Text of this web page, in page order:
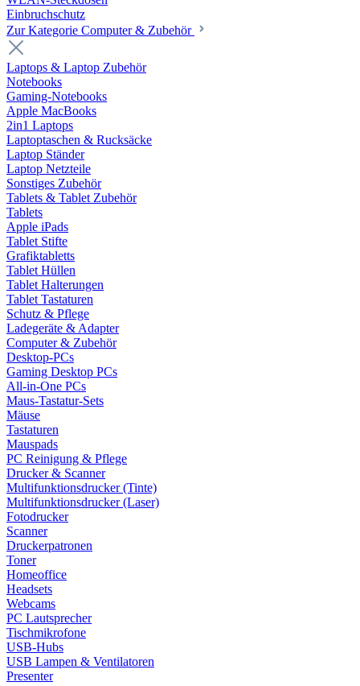
Einbruchschutz
Zur Kategorie Computer & Zubehör
Laptops & Laptop Zubehör
Notebooks
Gaming-Notebooks
Apple MacBooks
2in1 Laptops
Laptoptaschen & Rucksäcke
Laptop Ständer
Laptop Netzteile
Sonstiges Zubehör
Tablets & Tablet Zubehör
Tablets
Apple iPads
Tablet Stifte
Grafiktabletts
Tablet Hüllen
Tablet Halterungen
Tablet Tastaturen
Schutz & Pflege
Ladegeräte & Adapter
Computer & Zubehör
Desktop-PCs
Gaming Desktop PCs
All-in-One PCs
Maus-Tastatur-Sets
Mäuse
Tastaturen
Mauspads
PC Reinigung & Pflege
Drucker & Scanner
Multifunktionsdrucker (Tinte)
Multifunktionsdrucker (Laser)
Fotodrucker
Scanner
Druckerpatronen
Toner
Homeoffice
Headsets
Webcams
PC Lautsprecher
Tischmikrofone
USB-Hubs
USB Lampen & Ventilatoren
Presenter